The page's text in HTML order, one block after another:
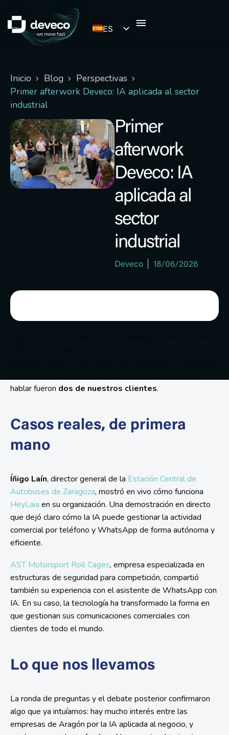
ES
Inicio Blog
Perspectivas
Primer afterwork Deveco: IA aplicada al sector
industrial
Primer
afterwork
Deveco: IA
aplicada al
sector
industrial
Deveco 18/06/2026
hablar fueron dos de nuestros clientes.
Casos reales, de primera
mano
Íñigo Laín, director general de la Estación Central de
Autobuses de Zaragoza, mostró en vivo cómo funciona
HeyLaia en su organización. Una demostración en directo
que dejó claro cómo la IA puede gestionar la actividad
comercial por teléfono y WhatsApp de forma autónoma y
eficiente.
AST Motorsport Roll Cages, empresa especializada en
estructuras de seguridad para competición, compartió
también su experiencia con el asistente de WhatsApp con
IA. En su caso, la tecnología ha transformado la forma en
que gestionan sus comunicaciones comerciales con
clientes de todo el mundo.
Lo que nos llevamos
La ronda de preguntas y el debate posterior confirmaron
algo que ya intuíamos: hay mucho interés entre las
empresas de Aragón por la IA aplicada al negocio, y